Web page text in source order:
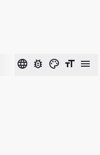
language bug_report color_lens format_size menu